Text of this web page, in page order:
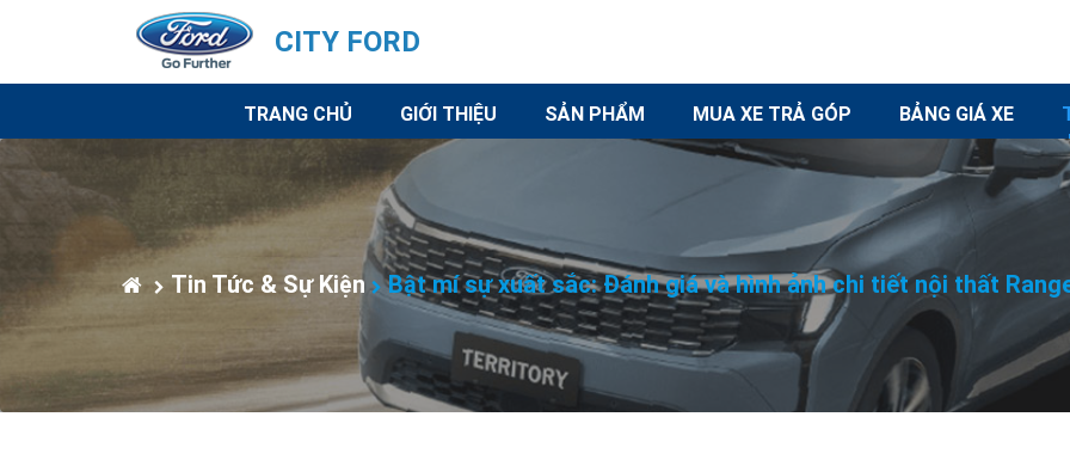
CITY FORD
TRANG CHỦ GIỚI THIỆU SẢN PHẨM MUA XE TRẢ GÓP BẢNG GIÁ XE
Tin Tức & Sự Kiện Bật mí sự xuất sắc: Đánh giá và hình ảnh chi tiết nội thất